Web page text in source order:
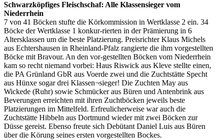
Schwarzköpfiges Fleischschaf: Alle Klassensieger vom
Niederrhein
7 von 41 Böcken stufte die Körkommission in Wertklasse 2 ein. 34
Böcke der Wertklasse 1 konkur-rierten in der Prämierung in 6
Altersklassen um die beste Platzierung. Preisrichter Klaus Michels
aus Echtershausen in Rheinland-Pfalz rangierte die ihm vorgestellten
Böcke mit Bravour. An den vor-gestellten Böcken vom Niederrhein
kam so recht niemand vorbei: Haus Riswick aus Kleve stellte einen,
die PA Grünland GbR aus Voerde zwei und die Zuchtstätte Specht
aus Hünxe sogar drei Klassen¬sieger! Die Zuchten May aus
Wickede (Ruhr) sowie Schmücker aus Büren und Antenbrink aus
Beverungen erreichten mit ihren Zuchtböcken jeweils beste
Platzierungen im Mittelfeld. Erfreulicherweise war auch die
Zuchtstätte Hibbeln aus Dortmund wieder mit zwei Böcken zur
Düsse gereist. Ebenso freute sich Debütant Daniel Luis aus Büren
über die Körung seines ersten vorgestellten Bockes.